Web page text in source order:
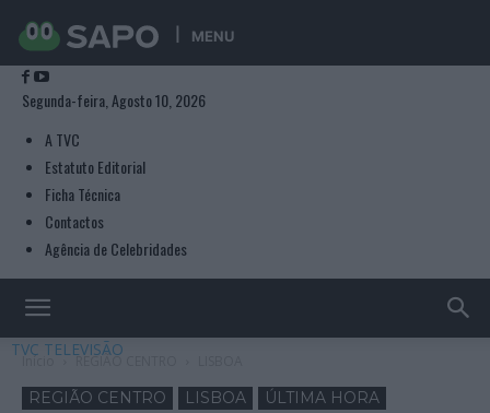
MENU
Segunda-feira, Agosto 10, 2026
A TVC
Estatuto Editorial
Ficha Técnica
Contactos
Agência de Celebridades
TVC TELEVISÃO
Início REGIÃO CENTRO
REGIÃO CENTRO LISBOA ÚLTIMA HORA